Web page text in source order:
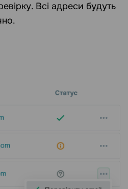
Всі адреси будуть